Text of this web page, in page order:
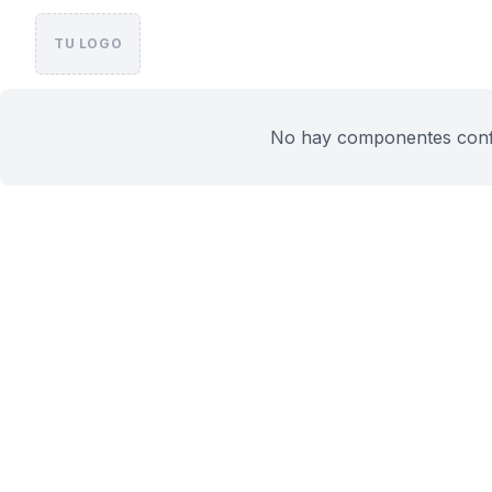
TU LOGO
No hay componentes